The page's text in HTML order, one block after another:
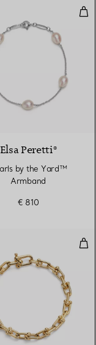
Elsa Peretti®
by the Yard™
Armband
€ 810
in